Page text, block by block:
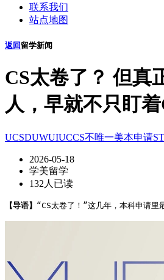
联系我们
站点地图
返回 留学新闻
CS太卷了？ 但真
人，早就不只盯着
UCSDUWUIUCCS不唯一美本申请
2026-05-18
学美留学
132人已读
【导语】 “CS太卷了！”这几年，本科申请